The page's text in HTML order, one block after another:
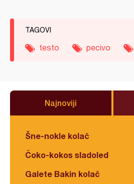
TAGOVI
testo pecivo
Najnoviji
Šne-nokle kolač
Čoko-kokos sladoled
Galete Bakin kolač